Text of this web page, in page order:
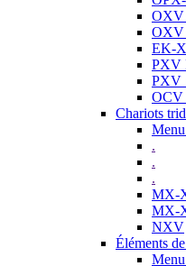
OXV
OXV
EK-
PXV
PXV
OCV
Chariots
.
.
.
MX-
MX-
NXV
Éléments